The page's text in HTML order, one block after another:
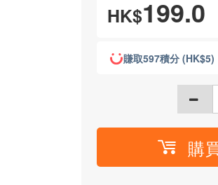
HK$199.0
賺取597積分 (HK$5)
購